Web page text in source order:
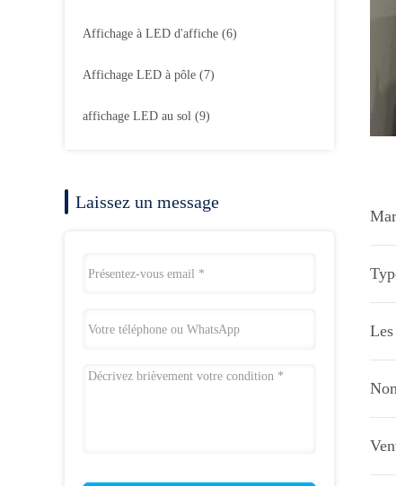
Affichage à LED d'affiche (6)
Affichage LED à pôle (7)
affichage LED au sol (9)
Laissez un message